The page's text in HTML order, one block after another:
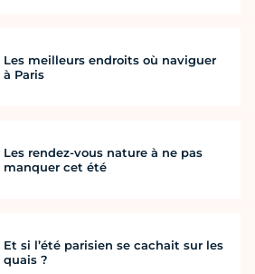
Les meilleurs endroits où naviguer
à Paris
Les rendez-vous nature à ne pas
manquer cet été
Et si l’été parisien se cachait sur les
quais ?